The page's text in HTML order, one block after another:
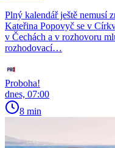
Plný kalendář ještě nemusí
Kateřina Popovyč se v
v Čechách a v rozhovoru
rozhodovací…
Proboha!
dnes, 07:00
8 min